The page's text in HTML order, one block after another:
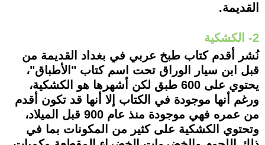
القديمة.
2- الكشكية
نُشر أقدم كتاب طبخ عربي في بغداد القديمة من
قبل ابن سيار الوراق تحت اسم كتاب "الأطباق"،
يحتوي على 600 طبق لكن أشهرها هو الكشكية،
ورغم أنها موجودة في الكتاب إلا أنها قد تكون أقدم
من عمره فهي موجودة منذ عام 900 قبل الميلاد،
وتحتوي الكشكية على كثير من المكونات بما في